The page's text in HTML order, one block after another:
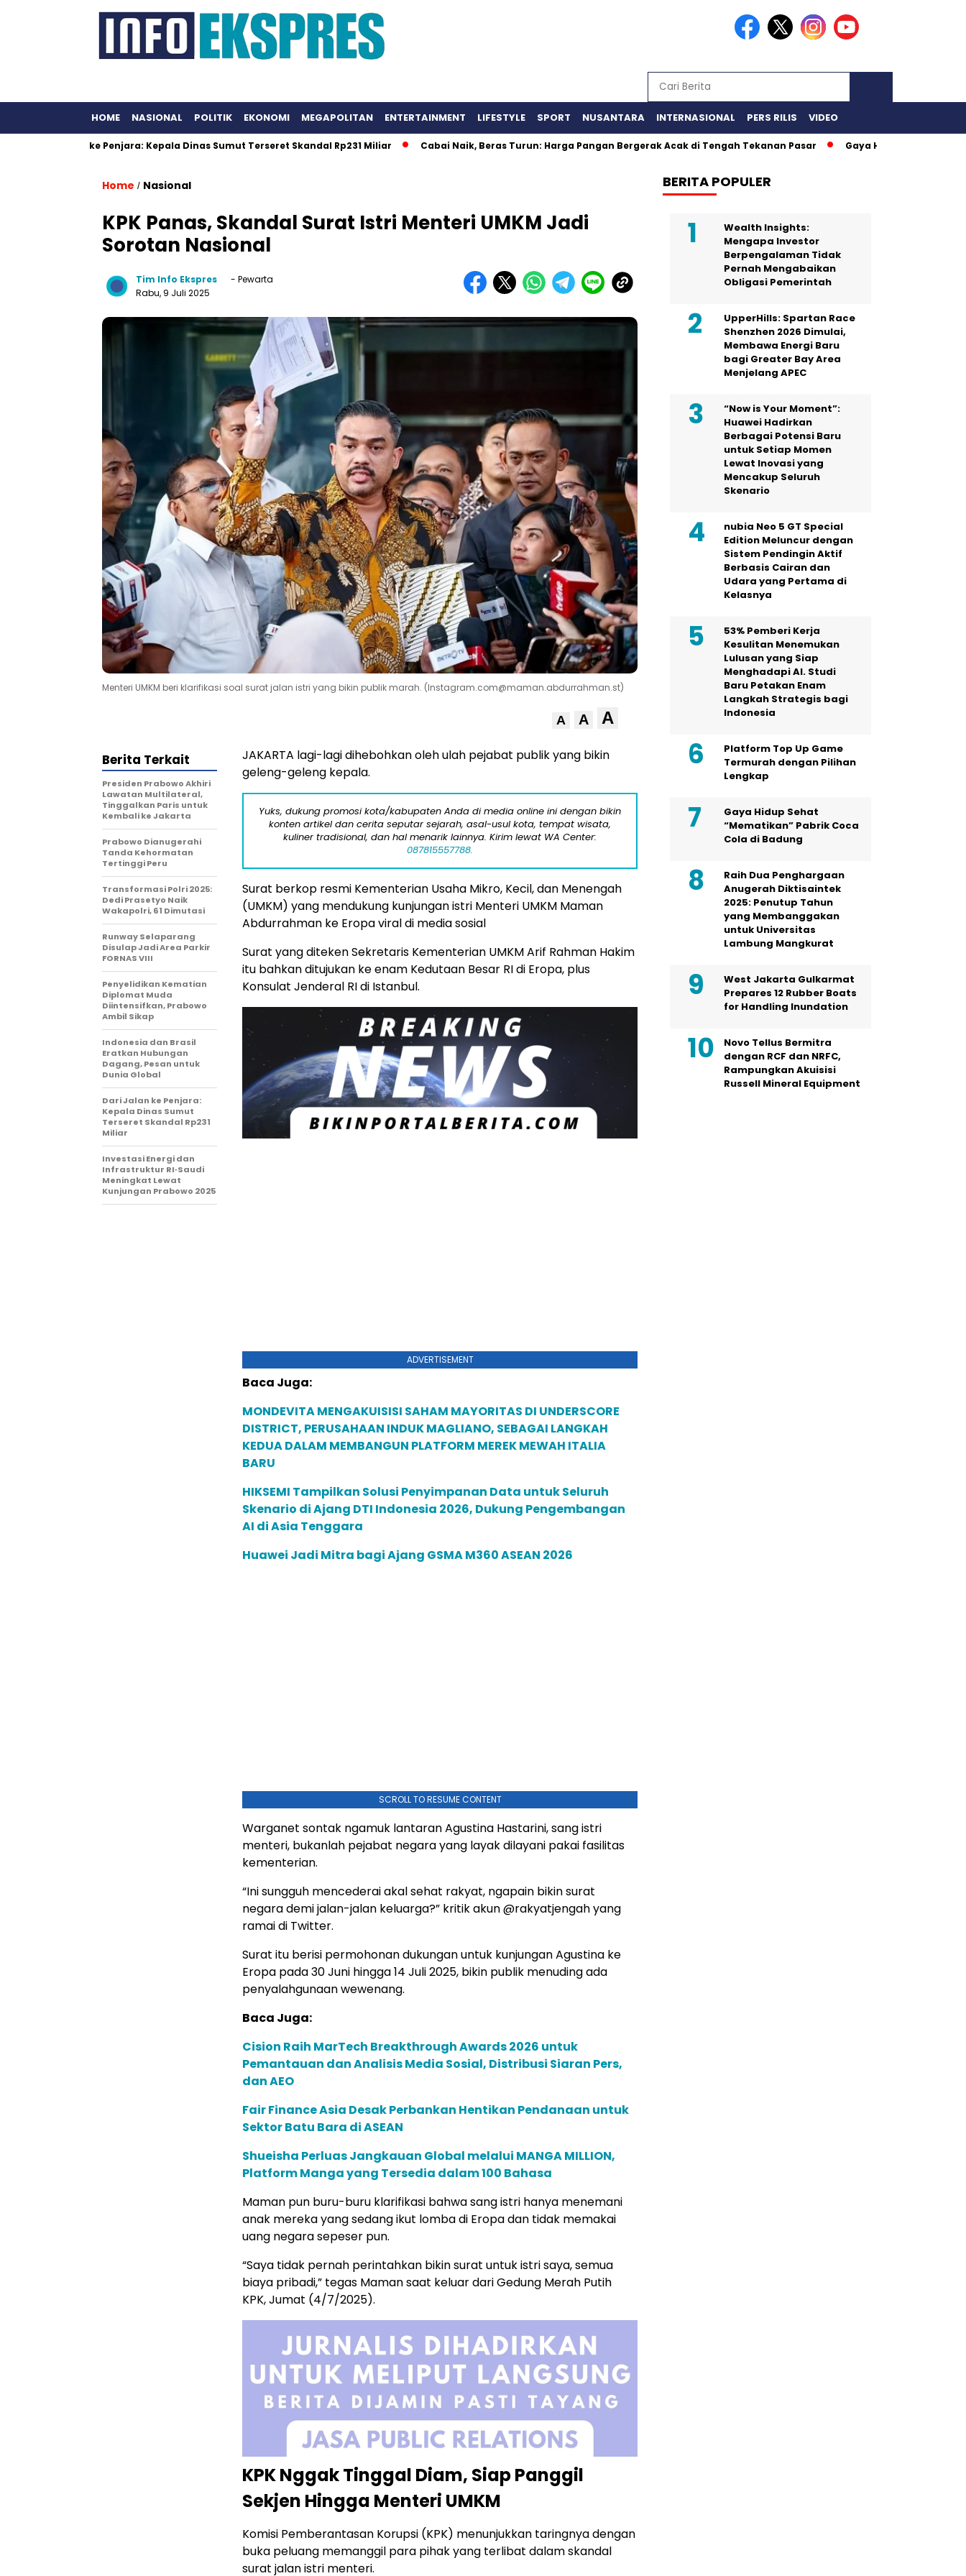
HOME NASIONAL POLITIK EKONOMI MEGAPOLITAN ENTERTAINMENT LIFESTYLE SPORT NUSANTARA INTERNASIONAL PERS RILIS VIDEO
Jalan ke Penjara: Kepala Dinas Sumut Terseret Skandal Rp231 Miliar Cabai Naik, Beras Turun: Harga Pangan Bergerak Acak di Tengah Tekanan Pasar Gaya Hidup Sehat
Home / Nasional
KPK Panas, Skandal Surat Istri Menteri UMKM Jadi
Sorotan Nasional
Tim Info Ekspres
- Pewarta
Rabu, 9 Juli 2025
Menteri UMKM beri klarifikasi soal surat jalan istri yang bikin publik marah. (Instagram.com@maman.abdurrahman.st)
A A A
JAKARTA lagi-lagi dihebohkan oleh ulah pejabat publik yang bikin
geleng-geleng kepala.
Yuks, dukung promosi kota/kabupaten Anda di media online ini dengan bikin
konten artikel dan cerita seputar sejarah, asal-usul kota, tempat wisata,
kuliner tradisional, dan hal menarik lainnya. Kirim lewat WA Center:
087815557788.
Surat berkop resmi Kementerian Usaha Mikro, Kecil, dan Menengah
(UMKM) yang mendukung kunjungan istri Menteri UMKM Maman
Abdurrahman ke Eropa viral di media sosial
Surat yang diteken Sekretaris Kementerian UMKM Arif Rahman Hakim
itu bahkan ditujukan ke enam Kedutaan Besar RI di Eropa, plus
Konsulat Jenderal RI di Istanbul.
ADVERTISEMENT
Baca Juga:
MONDEVITA MENGAKUISISI SAHAM MAYORITAS DI UNDERSCORE
DISTRICT, PERUSAHAAN INDUK MAGLIANO, SEBAGAI LANGKAH
KEDUA DALAM MEMBANGUN PLATFORM MEREK MEWAH ITALIA
BARU
HIKSEMI Tampilkan Solusi Penyimpanan Data untuk Seluruh
Skenario di Ajang DTI Indonesia 2026, Dukung Pengembangan
AI di Asia Tenggara
Huawei Jadi Mitra bagi Ajang GSMA M360 ASEAN 2026
SCROLL TO RESUME CONTENT
Warganet sontak ngamuk lantaran Agustina Hastarini, sang istri
menteri, bukanlah pejabat negara yang layak dilayani pakai fasilitas
kementerian.
“Ini sungguh mencederai akal sehat rakyat, ngapain bikin surat
negara demi jalan-jalan keluarga?” kritik akun @rakyatjengah yang
ramai di Twitter.
Surat itu berisi permohonan dukungan untuk kunjungan Agustina ke
Eropa pada 30 Juni hingga 14 Juli 2025, bikin publik menuding ada
penyalahgunaan wewenang.
Baca Juga:
Cision Raih MarTech Breakthrough Awards 2026 untuk
Pemantauan dan Analisis Media Sosial, Distribusi Siaran Pers,
dan AEO
Fair Finance Asia Desak Perbankan Hentikan Pendanaan untuk
Sektor Batu Bara di ASEAN
Shueisha Perluas Jangkauan Global melalui MANGA MILLION,
Platform Manga yang Tersedia dalam 100 Bahasa
Maman pun buru-buru klarifikasi bahwa sang istri hanya menemani
anak mereka yang sedang ikut lomba di Eropa dan tidak memakai
uang negara sepeser pun.
“Saya tidak pernah perintahkan bikin surat untuk istri saya, semua
biaya pribadi,” tegas Maman saat keluar dari Gedung Merah Putih
KPK, Jumat (4/7/2025).
KPK Nggak Tinggal Diam, Siap Panggil
Sekjen Hingga Menteri UMKM
Komisi Pemberantasan Korupsi (KPK) menunjukkan taringnya dengan
buka peluang memanggil para pihak yang terlibat dalam skandal
surat jalan istri menteri.
Berita Terkait
Presiden Prabowo Akhiri
Lawatan Multilateral,
Tinggalkan Paris untuk
Kembali ke Jakarta
Prabowo Dianugerahi
Tanda Kehormatan
Tertinggi Peru
Transformasi Polri 2025:
Dedi Prasetyo Naik
Wakapolri, 61 Dimutasi
Runway Selaparang
Disulap Jadi Area Parkir
FORNAS VIII
Penyelidikan Kematian
Diplomat Muda
Diintensifkan, Prabowo
Ambil Sikap
Indonesia dan Brasil
Eratkan Hubungan
Dagang, Pesan untuk
Dunia Global
Dari Jalan ke Penjara:
Kepala Dinas Sumut
Terseret Skandal Rp231
Miliar
Investasi Energi dan
Infrastruktur RI‑Saudi
Meningkat Lewat
Kunjungan Prabowo 2025
BERITA POPULER
Wealth Insights:
Mengapa Investor
Berpengalaman Tidak
Pernah Mengabaikan
Obligasi Pemerintah
UpperHills: Spartan Race
Shenzhen 2026 Dimulai,
Membawa Energi Baru
bagi Greater Bay Area
Menjelang APEC
“Now is Your Moment”:
Huawei Hadirkan
Berbagai Potensi Baru
untuk Setiap Momen
Lewat Inovasi yang
Mencakup Seluruh
Skenario
nubia Neo 5 GT Special
Edition Meluncur dengan
Sistem Pendingin Aktif
Berbasis Cairan dan
Udara yang Pertama di
Kelasnya
53% Pemberi Kerja
Kesulitan Menemukan
Lulusan yang Siap
Menghadapi AI. Studi
Baru Petakan Enam
Langkah Strategis bagi
Indonesia
Platform Top Up Game
Termurah dengan Pilihan
Lengkap
Gaya Hidup Sehat
“Mematikan” Pabrik Coca
Cola di Badung
Raih Dua Penghargaan
Anugerah Diktisaintek
2025: Penutup Tahun
yang Membanggakan
untuk Universitas
Lambung Mangkurat
West Jakarta Gulkarmat
Prepares 12 Rubber Boats
for Handling Inundation
Novo Tellus Bermitra
dengan RCF dan NRFC,
Rampungkan Akuisisi
Russell Mineral Equipment